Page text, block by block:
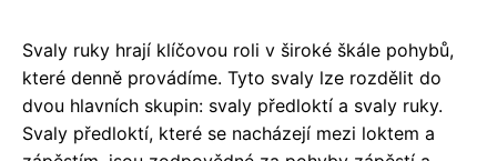
Svaly ruky hrají klíčovou roli v široké škále pohybů,
které denně provádíme. Tyto svaly lze rozdělit do
dvou hlavních skupin: svaly předloktí a svaly ruky.
Svaly předloktí, které se nacházejí mezi loktem a